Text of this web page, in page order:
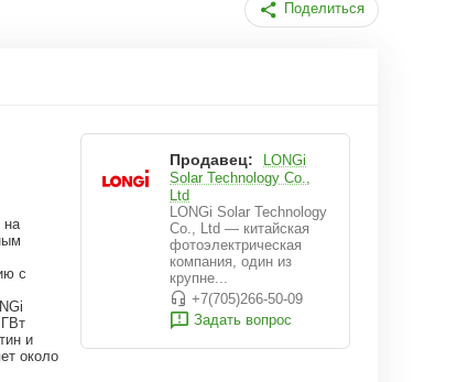
Поделиться
на
с
и
около
Продавец:
LONGi
Solar Technology Co.,
Ltd
LONGi Solar Technology
Co., Ltd — китайская
фотоэлектрическая
компания, один из
крупне...
+7(705)266-50-09
Задать вопрос